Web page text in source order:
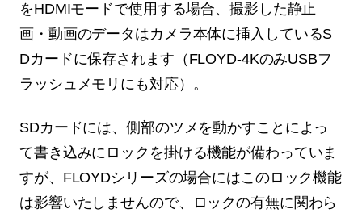
をHDMIモードで使用する場合、撮影した静止
画・動画のデータはカメラ本体に挿入しているS
Dカードに保存されます（FLOYD-4KのみUSBフ
ラッシュメモリにも対応）。
SDカードには、側部のツメを動かすことによっ
て書き込みにロックを掛ける機能が備わっていま
すが、FLOYDシリーズの場合にはこのロック機能
は影響いたしませんので、ロックの有無に関わら